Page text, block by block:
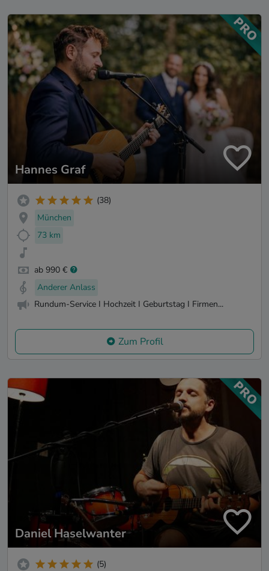
Hannes Graf
(38)
München
73 km
ab 990 €
Anderer Anlass
Rundum-Service I Hochzeit I Geburtstag I Firmen...
Zum Profil
Daniel Haselwanter
(5)